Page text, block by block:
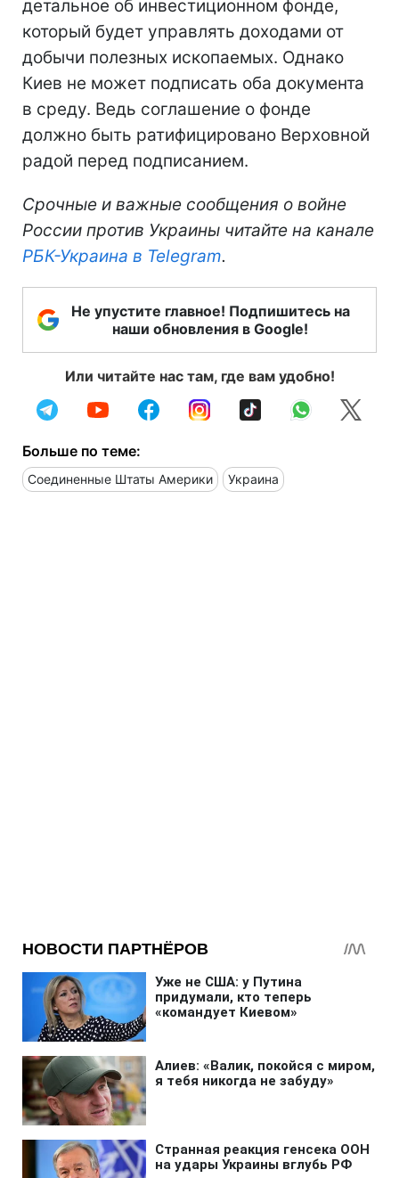
детальное об инвестиционном фонде,
который будет управлять доходами от
добычи полезных ископаемых. Однако
Киев не может подписать оба документа
в среду. Ведь соглашение о фонде
должно быть ратифицировано Верховной
радой перед подписанием.
Срочные и важные сообщения о войне
России против Украины читайте на канале
РБК-Украина в Telegram.
Не упустите главное! Подпишитесь на
наши обновления в Google!
Или читайте нас там, где вам удобно!
Больше по теме:
Соединенные Штаты Америки Украина